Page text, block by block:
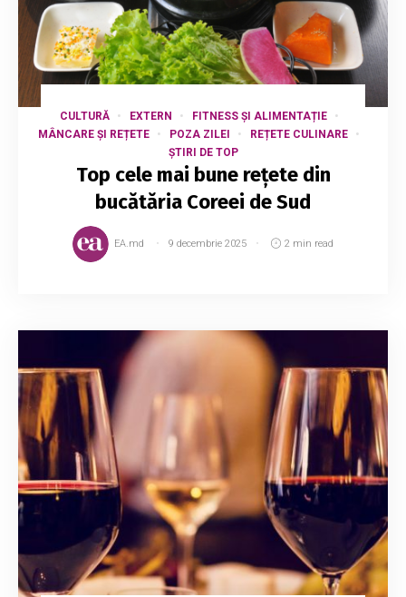
CULTURĂ EXTERN
FITNESS ȘI ALIMENTAȚIE
MÂNCARE ȘI REȚETE
POZA ZILEI
REȚETE CULINARE
ȘTIRI DE TOP
Top cele mai bune rețete din
bucătăria Coreei de Sud
EA.md 9 decembrie 2025 2 min read